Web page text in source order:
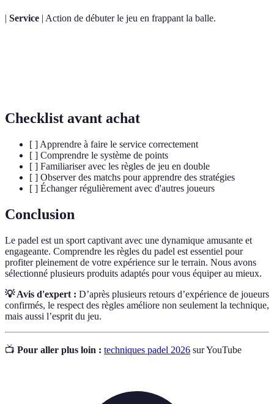
| Service | Action de débuter le jeu en frappant la balle.
Checklist avant achat
[ ] Apprendre à faire le service correctement
[ ] Comprendre le système de points
[ ] Familiariser avec les règles de jeu en double
[ ] Observer des matchs pour apprendre des stratégies
[ ] Échanger régulièrement avec d'autres joueurs
Conclusion
Le padel est un sport captivant avec une dynamique amusante et
engageante. Comprendre les règles du padel est essentiel pour
profiter pleinement de votre expérience sur le terrain. Nous avons
sélectionné plusieurs produits adaptés pour vous équiper au mieux.
💡 Avis d'expert : D’après plusieurs retours d’expérience de joueurs
confirmés, le respect des règles améliore non seulement la technique,
mais aussi l’esprit du jeu.
📺 Pour aller plus loin : techniques padel 2026 sur YouTube